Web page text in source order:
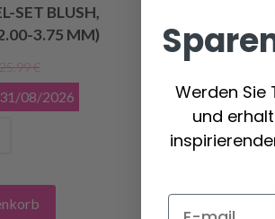
SET BLUSH,
3.75 MM)
€
31/08/2026
Werden
und